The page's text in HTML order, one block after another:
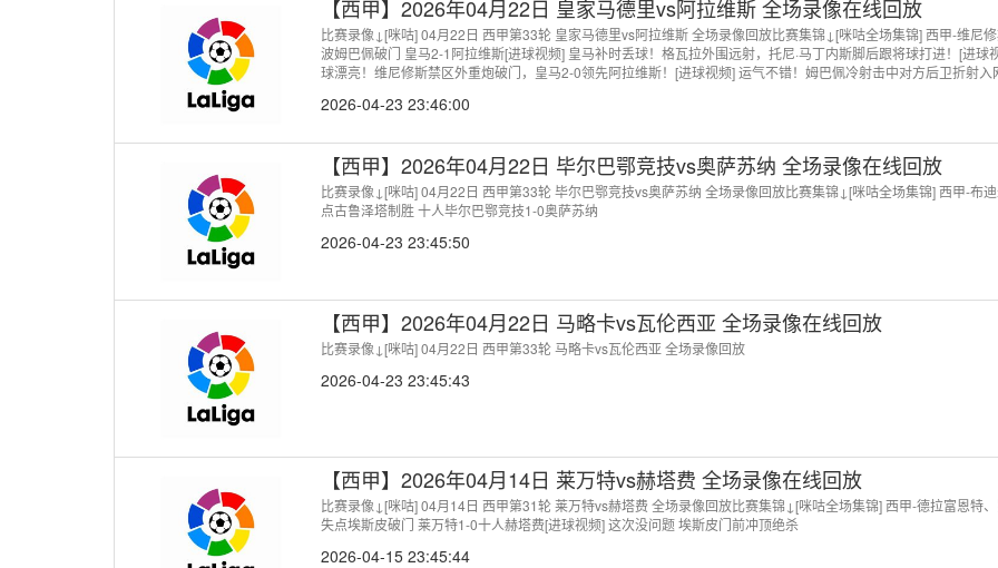
【西甲】2026年04月22日 皇家马德里vs阿拉维斯 全场录像在线回放
比赛录像↓[咪咕] 04月22日 西甲第33轮 皇家马德里vs阿拉维斯 全场录像回放比赛集锦↓[咪咕全场集锦] 西甲-维尼
波姆巴佩破门 皇马2-1阿拉维斯[进球视频] 皇马补时丢球！格瓦拉外围远射，托尼·马丁内斯脚后跟将球打进！[进球
球漂亮！维尼修斯禁区外重炮破门，皇马2-0领先阿拉维斯！[进球视频] 运气不错！姆巴佩冷射击中对方后卫折射入
2026-04-23 23:46:00
【西甲】2026年04月22日 毕尔巴鄂竞技vs奥萨苏纳 全场录像在线回放
比赛录像↓[咪咕] 04月22日 西甲第33轮 毕尔巴鄂竞技vs奥萨苏纳 全场录像回放比赛集锦↓[咪咕全场集锦] 西甲-布
点古鲁泽塔制胜 十人毕尔巴鄂竞技1-0奥萨苏纳
2026-04-23 23:45:50
【西甲】2026年04月22日 马略卡vs瓦伦西亚 全场录像在线回放
比赛录像↓[咪咕] 04月22日 西甲第33轮 马略卡vs瓦伦西亚 全场录像回放
2026-04-23 23:45:43
【西甲】2026年04月14日 莱万特vs赫塔费 全场录像在线回放
比赛录像↓[咪咕] 04月14日 西甲第31轮 莱万特vs赫塔费 全场录像回放比赛集锦↓[咪咕全场集锦] 西甲-德拉富恩特
失点埃斯皮破门 莱万特1-0十人赫塔费[进球视频] 这次没问题 埃斯皮门前冲顶绝杀
2026-04-15 23:45:44